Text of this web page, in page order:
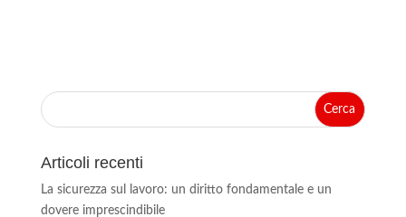
Articoli recenti
La sicurezza sul lavoro: un diritto fondamentale e un
dovere imprescindibile